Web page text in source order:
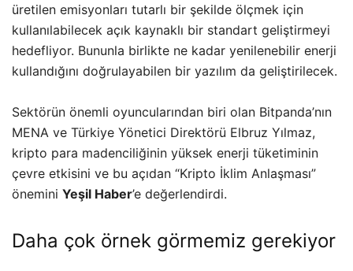
üretilen emisyonları tutarlı bir şekilde ölçmek için
kullanılabilecek açık kaynaklı bir standart geliştirmeyi
hedefliyor. Bununla birlikte ne kadar yenilenebilir enerji
kullandığını doğrulayabilen bir yazılım da geliştirilecek.
Sektörün önemli oyuncularından biri olan Bitpanda’nın
MENA ve Türkiye Yönetici Direktörü Elbruz Yılmaz,
kripto para madenciliğinin yüksek enerji tüketiminin
çevre etkisini ve bu açıdan “Kripto İklim Anlaşması”
önemini Yeşil Haber’e değerlendirdi.
Daha çok örnek görmemiz gerekiyor